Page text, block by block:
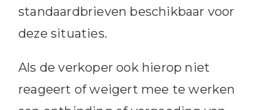
standaardbrieven beschikbaar voor
deze situaties.
Als de verkoper ook hierop niet
reageert of weigert mee te werken